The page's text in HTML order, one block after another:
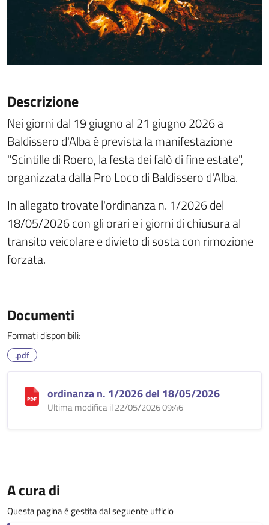
Descrizione
Nei giorni dal 19 giugno al 21 giugno 2026 a
Baldissero d'Alba è prevista la manifestazione
"Scintille di Roero, la festa dei falò di fine estate",
organizzata dalla Pro Loco di Baldissero d'Alba.
In allegato trovate l'ordinanza n. 1/2026 del
18/05/2026 con gli orari e i giorni di chiusura al
transito veicolare e divieto di sosta con rimozione
forzata.
Documenti
Formati disponibili:
.pdf
ordinanza n. 1/2026 del 18/05/2026
Ultima modifica il 22/05/2026 09:46
A cura di
Questa pagina è gestita dal seguente ufficio